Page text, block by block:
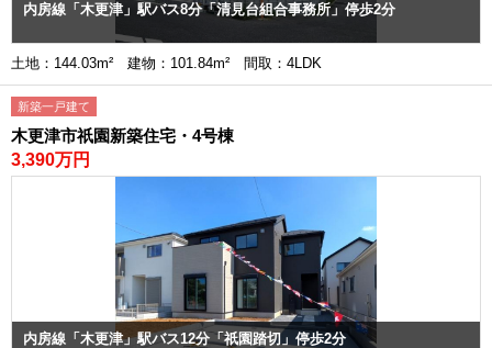
内房線「木更津」駅バス8分「清見台組合事務所」停歩2分
土地：144.03m² 建物：101.84m² 間取：4LDK
新築一戸建て
木更津市祇園新築住宅・4号棟
3,390万円
内房線「木更津」駅バス12分「祇園踏切」停歩2分